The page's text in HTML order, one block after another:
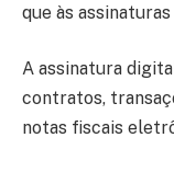
que às
A assinatura
contratos,
notas fiscais